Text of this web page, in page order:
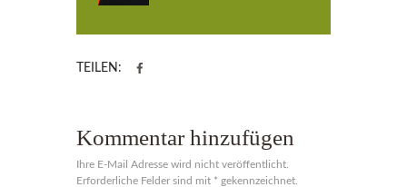
TEILEN:
Kommentar hinzufügen
Ihre E-Mail Adresse wird nicht veröffentlicht.
Erforderliche Felder sind mit * gekennzeichnet.